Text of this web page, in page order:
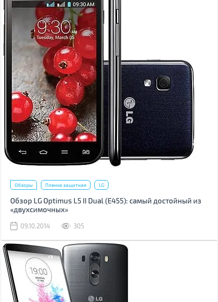
Обзоры Пленка защитная LG
Обзор LG Optimus L5 II Dual (Е455): самый достойный из
«двухсимочных»
09.10.2014 305